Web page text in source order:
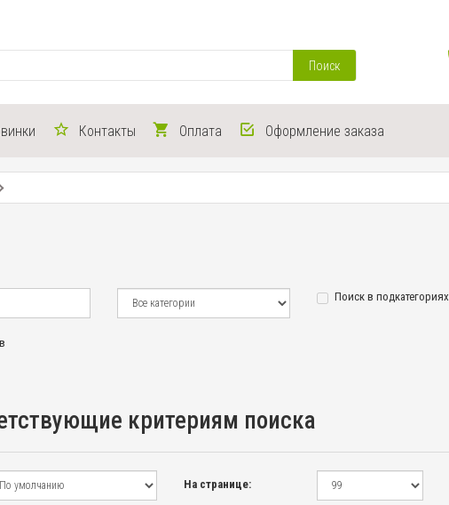
Поиск
Контакты Оплата Оформление заказа
Поиск в подкатегориях
критериям поиска
На странице: